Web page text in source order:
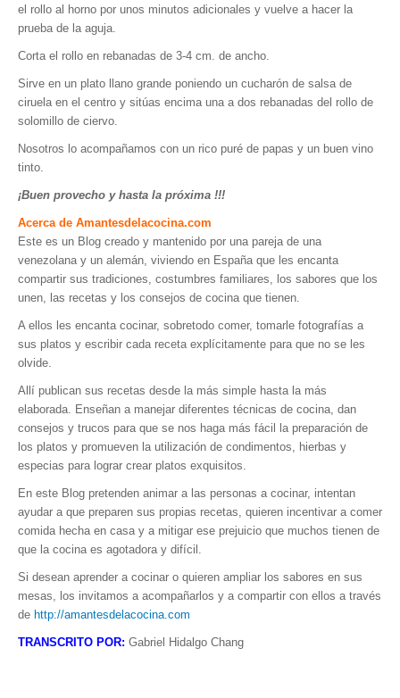
el rollo al horno por unos minutos adicionales y vuelve a hacer la
prueba de la aguja.
Corta el rollo en rebanadas de 3-4 cm. de ancho.
Sirve en un plato llano grande poniendo un cucharón de salsa de
ciruela en el centro y sitúas encima una a dos rebanadas del rollo de
solomillo de ciervo.
Nosotros lo acompañamos con un rico puré de papas y un buen vino
tinto.
¡Buen provecho y hasta la próxima !!!
Acerca de Amantesdelacocina.com
Este es un Blog creado y mantenido por una pareja de una
venezolana y un alemán, viviendo en España que les encanta
compartir sus tradiciones, costumbres familiares, los sabores que los
unen, las recetas y los consejos de cocina que tienen.
A ellos les encanta cocinar, sobretodo comer, tomarle fotografías a
sus platos y escribir cada receta explícitamente para que no se les
olvide.
Allí publican sus recetas desde la más simple hasta la más
elaborada. Enseñan a manejar diferentes técnicas de cocina, dan
consejos y trucos para que se nos haga más fácil la preparación de
los platos y promueven la utilización de condimentos, hierbas y
especias para lograr crear platos exquisitos.
En este Blog pretenden animar a las personas a cocinar, intentan
ayudar a que preparen sus propias recetas, quieren incentivar a comer
comida hecha en casa y a mitigar ese prejuicio que muchos tienen de
que la cocina es agotadora y difícil.
Si desean aprender a cocinar o quieren ampliar los sabores en sus
mesas, los invitamos a acompañarlos y a compartir con ellos a través
de http://amantesdelacocina.com
TRANSCRITO POR: Gabriel Hidalgo Chang